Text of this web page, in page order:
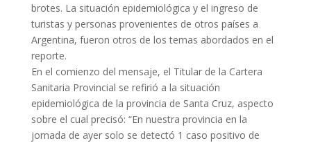
brotes. La situación epidemiológica y el ingreso de
turistas y personas provenientes de otros países a
Argentina, fueron otros de los temas abordados en el
reporte.
En el comienzo del mensaje, el Titular de la Cartera
Sanitaria Provincial se refirió a la situación
epidemiológica de la provincia de Santa Cruz, aspecto
sobre el cual precisó: “En nuestra provincia en la
jornada de ayer solo se detectó 1 caso positivo de